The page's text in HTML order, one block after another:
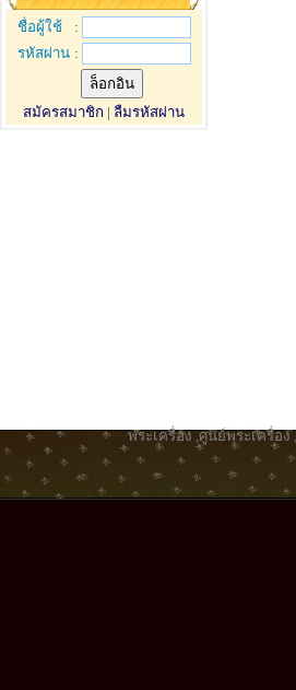
ชื่อผู้ใช้
:
รหัสผ่าน :
สมัครสมาชิก | ลืมรหัสผ่าน
พระเครื่อง ,ศูนย์พระเครื่อง,